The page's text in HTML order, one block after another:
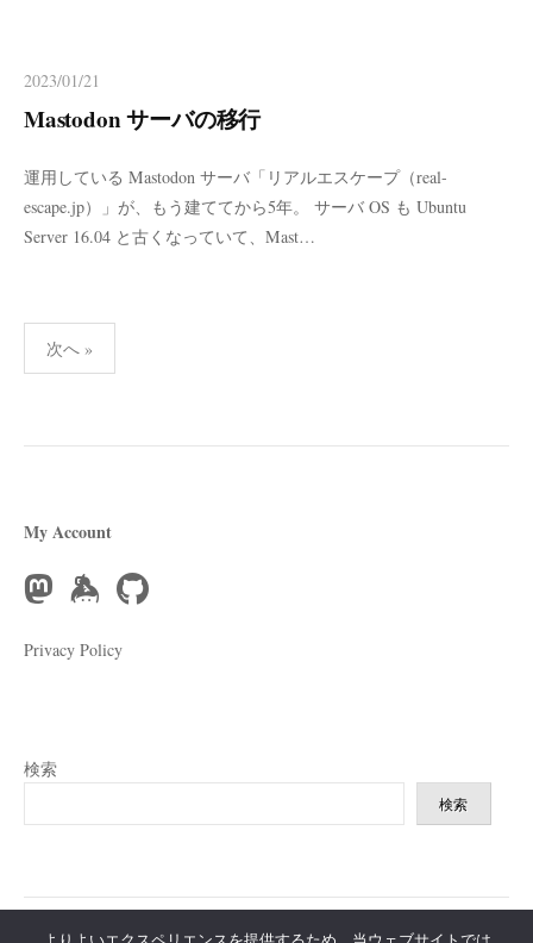
2023/01/21
Mastodon サーバの移行
運用している Mastodon サーバ「リアルエスケープ（real-
escape.jp）」が、もう建ててから5年。 サーバ OS も Ubuntu
Server 16.04 と古くなっていて、Mast…
稿
送
次へ »
My Account
Privacy Policy
検索
検索